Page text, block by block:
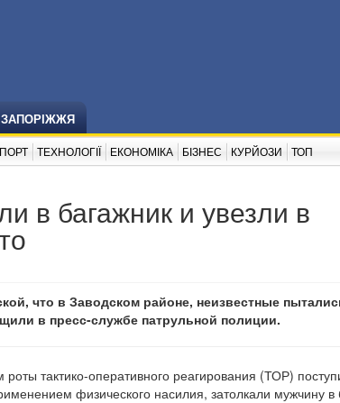
ЗАПОРІЖЖЯ
ТЕХНОЛОГІЇ ЕКОНОМІКА БІЗНЕС КУРЙОЗИ ТОП
в багажник и увезли в
что в Заводском районе, неизвестные
в пресс-службе патрульной полиции.
тактико-оперативного реагирования (ТОР)
физического насилия, затолкали мужчину в